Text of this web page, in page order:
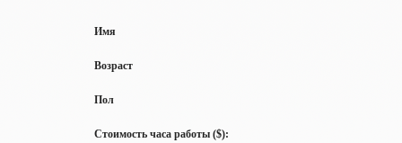
Имя
Возраст
Пол
Стоимость часа работы ($):